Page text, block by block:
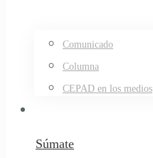
Comunicado
Columna
CEPAD en los medios
Súmate